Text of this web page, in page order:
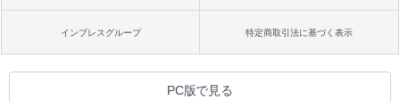
インプレスグループ 特定商取引法に基づく表示
PC版で見る